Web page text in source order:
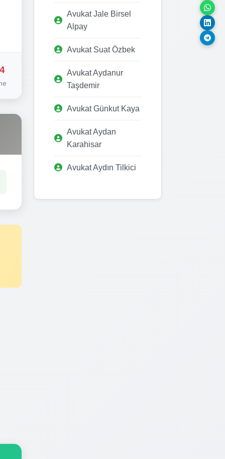
Avukat Jale Birsel
Alpay
Avukat Suat Özbek
Avukat Aydanur
Taşdemir
Avukat Günkut Kaya
Avukat Aydan
Karahisar
Avukat Aydın Tilkici